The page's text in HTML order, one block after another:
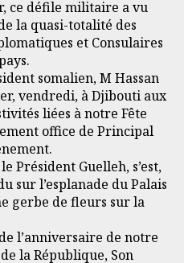
ce défile militaire a vu
la quasi-totalité des
et Consulaires
somalien, M Hassan
vendredi, à Djibouti aux
liées à notre Fête
office de Principal
Président Guelleh, s’est,
sur l’esplanade du Palais
gerbe de fleurs sur la
l’anniversaire de notre
la République, Son